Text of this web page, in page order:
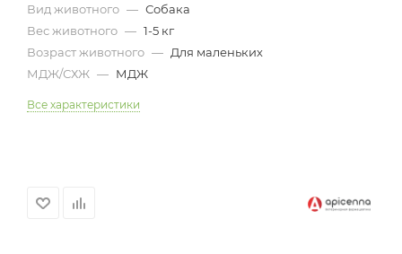
Вид животного — Собака
Вес животного — 1-5 кг
Возраст животного — Для маленьких
МДЖ/СХЖ — МДЖ
Все характеристики